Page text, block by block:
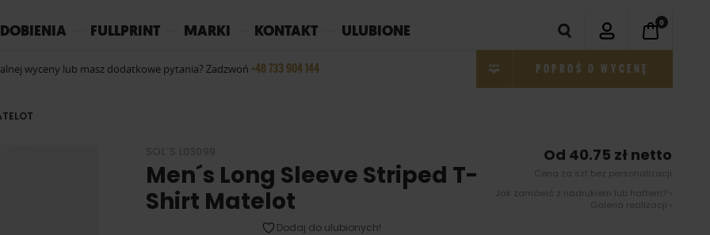
FULLPRINT MARKI KONTAKT ULUBIONE
wyceny lub masz dodatkowe pytania? Zadzwoń +48 733 904 144
0
POPROŚ O WYCENĘ
SOL´S L03099
Men´s Long Sleeve Striped T-
Shirt Matelot
Dodaj do ulubionych!
Od 40.75 zł netto
Cena za szt bez personalizacji
Jak zamówić z nadrukiem lub haftem? ›
Galeria realizacji ›